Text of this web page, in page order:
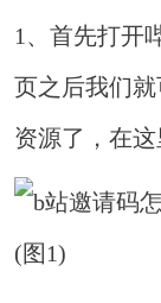
1、首先打开
页之后我们
资源了，在